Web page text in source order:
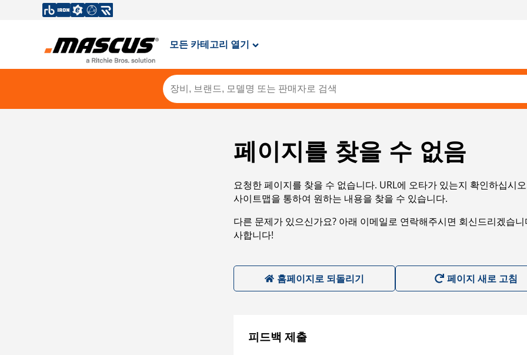
모든 카테고리 열기
페이지를 찾을 수 없음
요청한 페이지를 찾을 수 없습니다. URL에 오타가 있는지 확인하십시
사이트맵을 통하여 원하는 내용을 찾을 수 있습니다.
다른 문제가 있으신가요? 아래 이메일로 연락해주시면 회신드리겠습
사합니다!
홈페이지로 되돌리기 페이지 새로 고침
피드백 제출